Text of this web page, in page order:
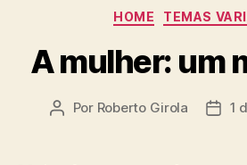
HOME TEMAS
A mulher: um
Autor
Por Roberto Girola
Data
1